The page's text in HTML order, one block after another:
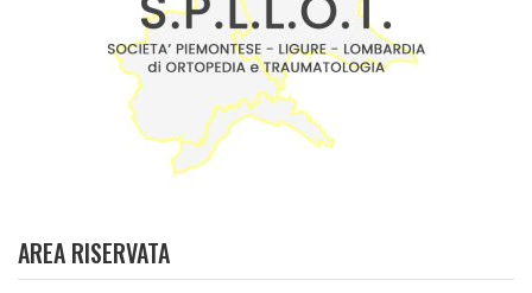
AREA RISERVATA